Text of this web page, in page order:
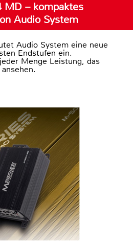
MD – kompaktes
Audio System
Audio System eine neue
Endstufen ein.
Menge Leistung, das